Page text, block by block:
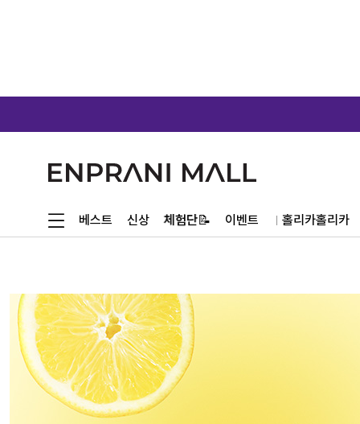
베스트 신상 체험단📝 이벤트 홀리카홀리카